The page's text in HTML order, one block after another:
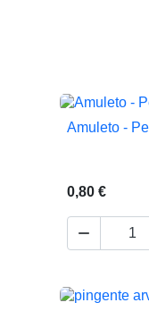

Amuleto -
0,80 €
